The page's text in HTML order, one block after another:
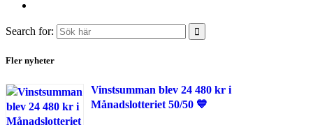
Search for:
Fler nyheter
Vinstsumman blev 24 480 kr i
Månadslotteriet 50/50 💙